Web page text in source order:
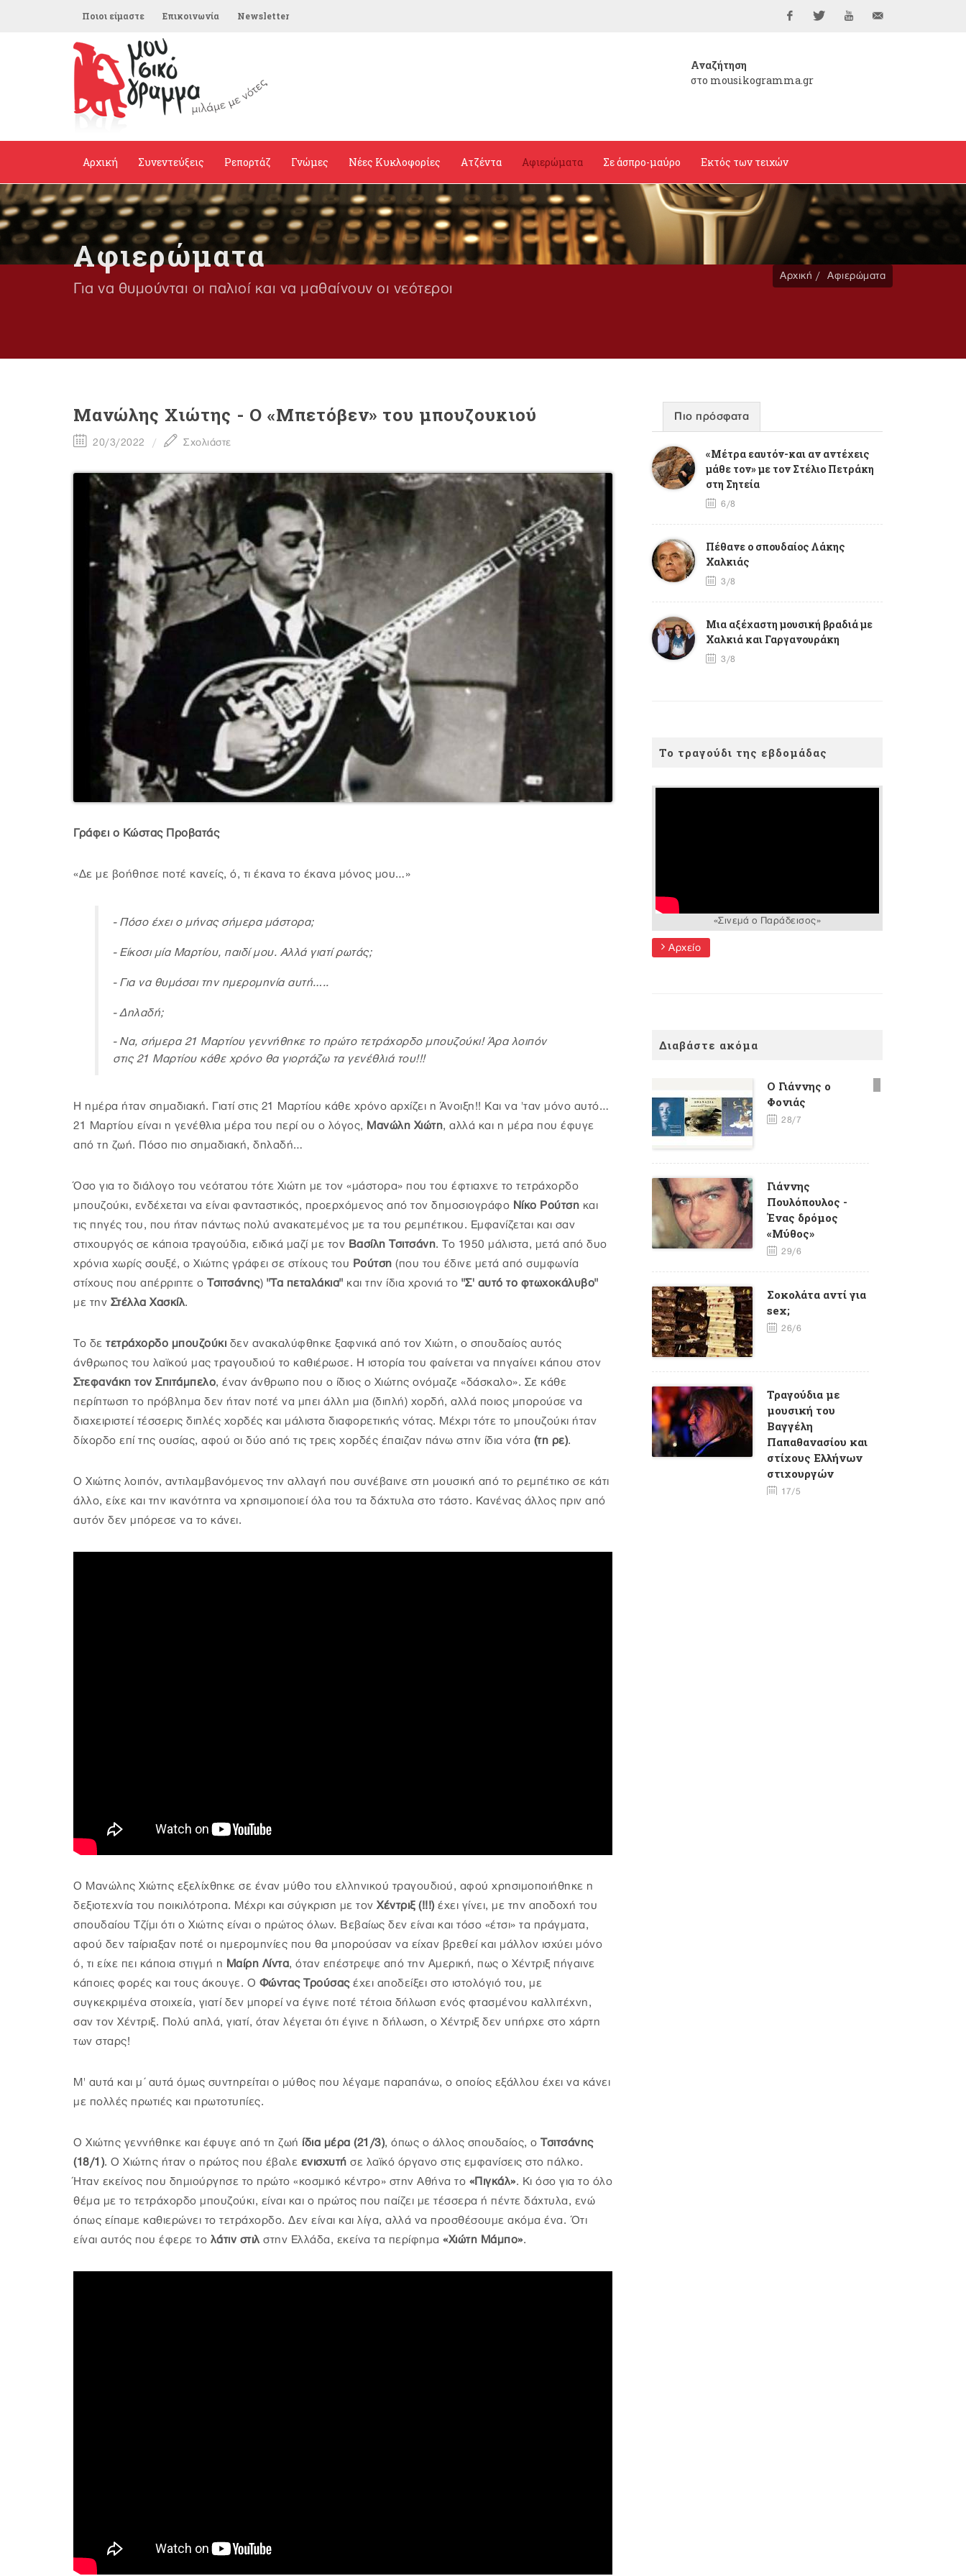
Ποιοι είμαστε Επικοινωνία Newsletter
Αναζήτηση
στο mousikogramma.gr
Αρχική Συνεντεύξεις Ρεπορτάζ Γνώμες Νέες Κυκλοφορίες Ατζέντα Αφιερώματα Σε άσπρο-μαύρο Εκτός των τειχών
Αφιερώματα
Για να θυμούνται οι παλιοί και να μαθαίνουν οι νεότεροι
Αρχική Αφιερώματα
Mανώλης Χιώτης - Ο «Μπετόβεν» του μπουζουκιού
20/3/2022 Σχολιάστε
Γράφει ο Κώστας Προβατάς
«Δε με βοήθησε ποτέ κανείς, ό, τι έκανα το έκανα μόνος μου…»
- Πόσο έχει ο μήνας σήμερα μάστορα;
- Είκοσι μία Μαρτίου, παιδί μου. Αλλά γιατί ρωτάς;
- Για να θυμάσαι την ημερομηνία αυτή…..
- Δηλαδή;
- Να, σήμερα 21 Μαρτίου γεννήθηκε το πρώτο τετράχορδο μπουζούκι! Άρα λοιπόν
στις 21 Μαρτίου κάθε χρόνο θα γιορτάζω τα γενέθλιά του!!!
Η ημέρα ήταν σημαδιακή. Γιατί στις 21 Μαρτίου κάθε χρόνο αρχίζει η Άνοιξη!! Και να 'ταν μόνο αυτό…
21 Μαρτίου είναι η γενέθλια μέρα του περί ου ο λόγος, Μανώλη Χιώτη, αλλά και η μέρα που έφυγε
από τη ζωή. Πόσο πιο σημαδιακή, δηλαδή…
Όσο για το διάλογο του νεότατου τότε Χιώτη με τον «μάστορα» που του έφτιαχνε το τετράχορδο
μπουζούκι, ενδέχεται να είναι φανταστικός, προερχόμενος από τον δημοσιογράφο Νίκο Ρούτση και
τις πηγές του, που ήταν πάντως πολύ ανακατεμένος με τα του ρεμπέτικου. Εμφανίζεται και σαν
στιχουργός σε κάποια τραγούδια, ειδικά μαζί με τον Βασίλη Τσιτσάνη. Το 1950 μάλιστα, μετά από δυο
χρόνια χωρίς σουξέ, ο Χιώτης γράφει σε στίχους του Ρούτση (που του έδινε μετά από συμφωνία
στίχους που απέρριπτε ο Τσιτσάνης) "Τα πεταλάκια" και την ίδια χρονιά το "Σ' αυτό το φτωχοκάλυβο"
με την Στέλλα Χασκίλ.
Το δε τετράχορδο μπουζούκι δεν ανακαλύφθηκε ξαφνικά από τον Χιώτη, ο σπουδαίος αυτός
άνθρωπος του λαϊκού μας τραγουδιού το καθιέρωσε. Η ιστορία του φαίνεται να πηγαίνει κάπου στον
Στεφανάκη τον Σπιτάμπελο, έναν άνθρωπο που ο ίδιος ο Χιώτης ονόμαζε «δάσκαλο». Σε κάθε
περίπτωση το πρόβλημα δεν ήταν ποτέ να μπει άλλη μια (διπλή) χορδή, αλλά ποιος μπορούσε να
διαχειριστεί τέσσερις διπλές χορδές και μάλιστα διαφορετικής νότας. Μέχρι τότε το μπουζούκι ήταν
δίχορδο επί της ουσίας, αφού οι δύο από τις τρεις χορδές έπαιζαν πάνω στην ίδια νότα (τη ρε).
Ο Χιώτης λοιπόν, αντιλαμβανόμενος την αλλαγή που συνέβαινε στη μουσική από το ρεμπέτικο σε κάτι
άλλο, είχε και την ικανότητα να χρησιμοποιεί όλα του τα δάχτυλα στο τάστο. Κανένας άλλος πριν από
αυτόν δεν μπόρεσε να το κάνει.
Ο Μανώλης Χιώτης εξελίχθηκε σε έναν μύθο του ελληνικού τραγουδιού, αφού χρησιμοποιήθηκε η
δεξιοτεχνία του ποικιλότροπα. Μέχρι και σύγκριση με τον Χέντριξ (!!!)έχει γίνει, με την αποδοχή του
σπουδαίου Τζίμι ότι ο Χιώτης είναι ο πρώτος όλων. Βεβαίως δεν είναι και τόσο «έτσι» τα πράγματα,
αφού δεν ταίριαξαν ποτέ οι ημερομηνίες που θα μπορούσαν να είχαν βρεθεί και μάλλον ισχύει μόνο
ό, τι είχε πει κάποια στιγμή η Μαίρη Λίντα, όταν επέστρεψε από την Αμερική, πως ο Χέντριξ πήγαινε
κάποιες φορές και τους άκουγε. Ο Φώντας Τρούσαςέχει αποδείξει στο ιστολόγιό του, με
συγκεκριμένα στοιχεία, γιατί δεν μπορεί να έγινε ποτέ τέτοια δήλωση ενός φτασμένου καλλιτέχνη,
σαν τον Χέντριξ. Πολύ απλά, γιατί, όταν λέγεται ότι έγινε η δήλωση, ο Χέντριξ δεν υπήρχε στο χάρτη
των σταρς!
Μ' αυτά και μ΄ αυτά όμως συντηρείται ο μύθος που λέγαμε παραπάνω, ο οποίος εξάλλου έχει να κάνει
με πολλές πρωτιές και πρωτοτυπίες.
Ο Χιώτης γεννήθηκε και έφυγε από τη ζωή ίδια μέρα (21/3), όπως ο άλλος σπουδαίος, ο Τσιτσάνης
(18/1). Ο Χιώτης ήταν ο πρώτος που έβαλε ενισχυτή σε λαϊκό όργανο στις εμφανίσεις στο πάλκο.
Ήταν εκείνος που δημιούργησε το πρώτο «κοσμικό κέντρο» στην Αθήνα το «Πιγκάλ». Κι όσο για το όλο
θέμα με το τετράχορδο μπουζούκι, είναι και ο πρώτος που παίζει με τέσσερα ή πέντε δάχτυλα, ενώ
όπως είπαμε καθιερώνει το τετράχορδο. Δεν είναι και λίγα, αλλά να προσθέσουμε ακόμα ένα. Ότι
είναι αυτός που έφερε το λάτιν στιλ στην Ελλάδα, εκείνα τα περίφημα «Χιώτη Μάμπο».
Πιο πρόσφατα
«Μέτρα εαυτόν-και αν αντέχεις
μάθε τον» με τον Στέλιο Πετράκη
στη Σητεία
6/8
Πέθανε ο σπουδαίος Λάκης
Χαλκιάς
3/8
Mια αξέχαστη μουσική βραδιά με
Χαλκιά και Γαργανουράκη
3/8
Το τραγούδι της εβδομάδας
«Σινεμά ο Παράδεισος»
Αρχείο
Διαβάστε ακόμα
Ο Γιάννης ο
Φονιάς
28/7
Γιάννης
Πουλόπουλος -
Ένας δρόμος
«Μύθος»
29/6
Σοκολάτα αντί για
sex;
26/6
Τραγούδια με
μουσική του
Βαγγέλη
Παπαθανασίου και
στίχους Eλλήνων
στιχουργών
17/5